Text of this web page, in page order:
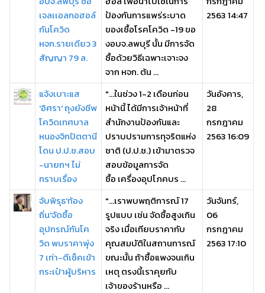
เจลเเอลกอฮอล์
กันโควิด
หจก.รายเดียว 3
สัญญา 79 ล.
ป้องกันการแพร่ระบาด
ของเชื้อโรคโควิด -19 ขอ
งอบจ.ลพบุรี นั้น มีการจัด
ซื้อด้วยวิธีเฉพาะเจาะจง
จาก หจก. ต้น ...
2563 14:47
แจ้งเบาะแส
'อิศรา' ถุงยังชีพ
โควิดเทศบาล
หนองจิกปัตตานี
โดน ป.ป.ช.สอบ
-นายกฯ ไม่
ทราบเรื่อง
"...ในช่วง 1-2 เดือนก่อน
หน้านี้ ได้มีการเจ้าหน้าที่
สำนักงานป้องกันและ
ปราบปรามการทุจริตแห่ง
ชาติ (ป.ป.ช.) เข้ามาตรวจ
สอบข้อมูลการจัด
ซื้อ เครื่องอุปโภคบร ...
วันอังคาร,
28
กรกฎาคม
2563 16:09
จับพิรุธ'ท้อง
ถิ่น'จัดซื้อ
อุปกรณ์กันโค
วิด พบราคาพุ่ง
7 เท่า-ตีเช็คเข้า
กระเป๋าผู้บริหาร
"...เราพบพฤติการณ์ 17
รูปแบบ เช่น จัดซื้อสูงเกิน
จริง เมื่อเทียบราคากับ
คุณสมบัติในสถานการณ์
ขณะนั้น ถ้าซื้อแพงจนเกิน
เหตุ ตรงนี้เราคุยกับ
เจ้าของร้านหรือ ...
วันจันทร์,
06
กรกฎาคม
2563 17:10